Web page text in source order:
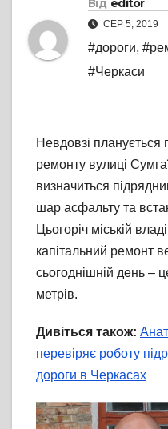
Від editor
СЕР 5, 2019
#дороги,
#Черкаси
Невдовзі планується
ремонту вулиці
визначиться
шар асфальту та
Цьогоріч міській
капітальний ремонт
сьогоднішній день –
метрів.
Дивіться також:
перевіряє роботу
дороги в Черкасах